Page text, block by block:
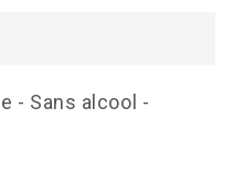
- Sans alcool -